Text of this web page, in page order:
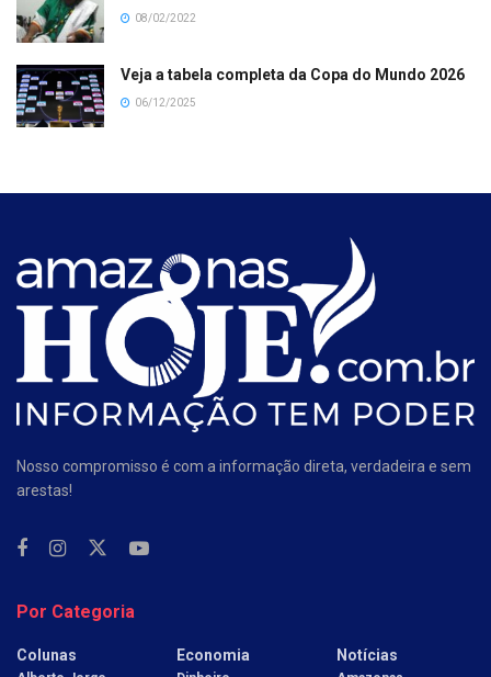
08/02/2022
Veja a tabela completa da Copa do Mundo 2026
06/12/2025
Nosso compromisso é com a informação direta, verdadeira e sem
arestas!
Por Categoria
Colunas Economia Notícias